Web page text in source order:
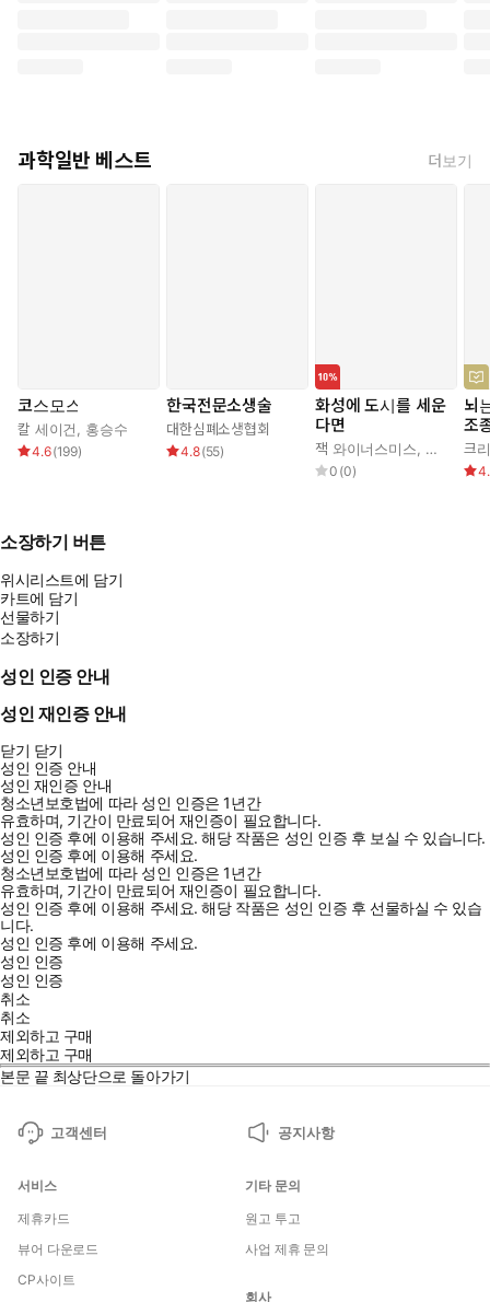
과학일반 베스트 더보기
코스모스
칼 세이건 홍승수
4.6(199)
한국전문소생술
대한심폐소생협회
4.8(55)
화성에 도시를 세운
다면
잭 와이너스미스 켈리 와이
0 (0)
뇌
조
크
소장하기 버튼
위시리스트에 담기
카트에 담기
선물하기
소장하기
성인 인증 안내
성인 재인증 안내
닫기 닫기
성인 인증 안내
성인 재인증 안내
청소년보호법에 따라 성인 인증은 1년간
유효하며, 기간이 만료되어 재인증이 필요합니다.
성인 인증 후에 이용해 주세요.해당 작품은 성인 인증 후 보실 수 있습니다.
성인 인증 후에 이용해 주세요.
청소년보호법에 따라 성인 인증은 1년간
유효하며, 기간이 만료되어 재인증이 필요합니다.
성인 인증 후에 이용해 주세요.해당 작품은 성인 인증 후 선물하실 수 있습
니다.
성인 인증 후에 이용해 주세요.
성인 인증
성인 인증
취소
취소
제외하고 구매
제외하고 구매
본문 끝 최상단으로 돌아가기
고객센터 공지사항
서비스
제휴카드
뷰어 다운로드
CP사이트
기타 문의
원고 투고
사업 제휴 문의
회사